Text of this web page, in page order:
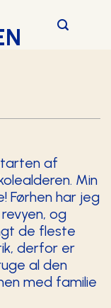
af
Min
Førhen har jeg
og
de fleste
derfor er
al den
med familie